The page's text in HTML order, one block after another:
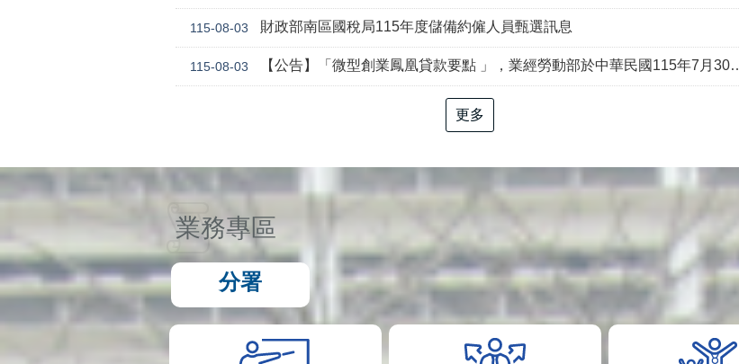
115-08-03 財政部南區國稅局115年度儲備約僱人員甄選訊息
115-08-03 【公告】「微型創業鳳凰貸款要點 」，業經勞動部於中華民國115年7月30日以勞動發創字第1150509757號令修正發布，並自115年8月1日生效。
更多
業務專區
分署